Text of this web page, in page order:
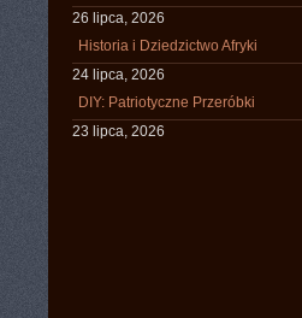
26 lipca, 2026
Historia i Dziedzictwo Afryki
24 lipca, 2026
DIY: Patriotyczne Przeróbki
23 lipca, 2026